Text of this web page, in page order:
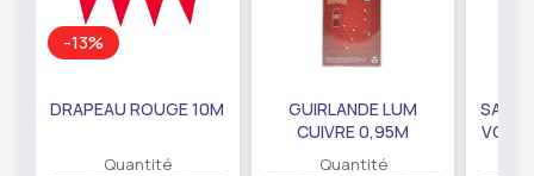
-13%
DRAPEAU ROUGE 10M
Quantité
GUIRLANDE LUM
CUIVRE 0,95M
DE79207
Quantité